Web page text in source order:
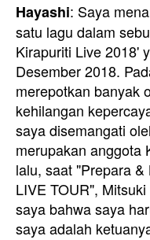
Hayashi: Saya
satu lagu dalam
Kirapuriti Live 2018'
Desember 2018.
merepotkan banyak
kehilangan
saya disemangati
merupakan anggota
lalu, saat "Prepara
LIVE TOUR",
saya bahwa saya
saya adalah